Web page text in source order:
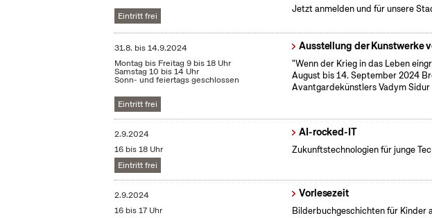
Eintritt frei
Jetzt anmelden und für unsere
31.8. bis14.9.2024
Montag bis Freitag 9 bis 18 Uhr
Samstag 10 bis 14 Uhr
Sonn- und feiertags geschlossen
Eintritt frei
Ausstellung der Kunstwerke
"Wenn der Krieg in das Leben
August bis 14. September 2024
Avantgardekünstlers Vadym
2.9.2024
16 bis 18 Uhr
Eintritt frei
AI-rocked-IT
Zukunftstechnologien für junge
2.9.2024
16 bis 17 Uhr
Vorlesezeit
Bilderbuchgeschichten für